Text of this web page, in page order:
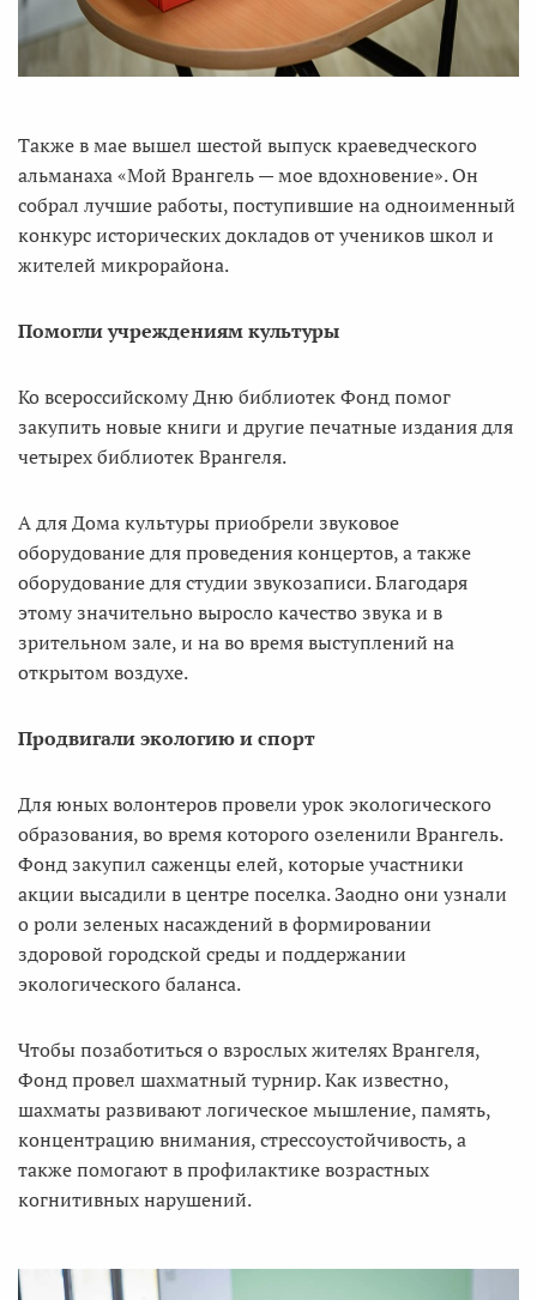
Также в мае вышел шестой выпуск краеведческого
альманаха «Мой Врангель — мое вдохновение». Он
собрал лучшие работы, поступившие на одноименный
конкурс исторических докладов от учеников школ и
жителей микрорайона.
Помогли учреждениям культуры
Ко всероссийскому Дню библиотек Фонд помог
закупить новые книги и другие печатные издания для
четырех библиотек Врангеля.
А для Дома культуры приобрели звуковое
оборудование для проведения концертов, а также
оборудование для студии звукозаписи. Благодаря
этому значительно выросло качество звука и в
зрительном зале, и на во время выступлений на
открытом воздухе.
Продвигали экологию и спорт
Для юных волонтеров провели урок экологического
образования, во время которого озеленили Врангель.
Фонд закупил саженцы елей, которые участники
акции высадили в центре поселка. Заодно они узнали
о роли зеленых насаждений в формировании
здоровой городской среды и поддержании
экологического баланса.
Чтобы позаботиться о взрослых жителях Врангеля,
Фонд провел шахматный турнир. Как известно,
шахматы развивают логическое мышление, память,
концентрацию внимания, стрессоустойчивость, а
также помогают в профилактике возрастных
когнитивных нарушений.